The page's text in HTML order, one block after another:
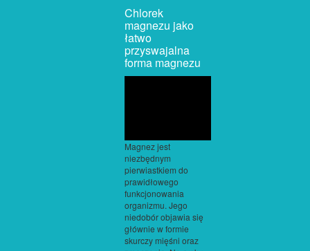
Chlorek
magnezu jako
łatwo
przyswajalna
forma magnezu
Magnez jest
niezbędnym
pierwiastkiem do
prawidłowego
funkcjonowania
organizmu. Jego
niedobór objawia się
głównie w formie
skurczy mięśni oraz